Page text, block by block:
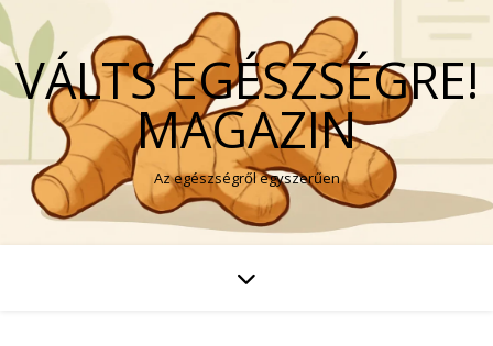
VÁLTS EGÉSZSÉGRE!
MAGAZIN
Az egészségről egyszerűen